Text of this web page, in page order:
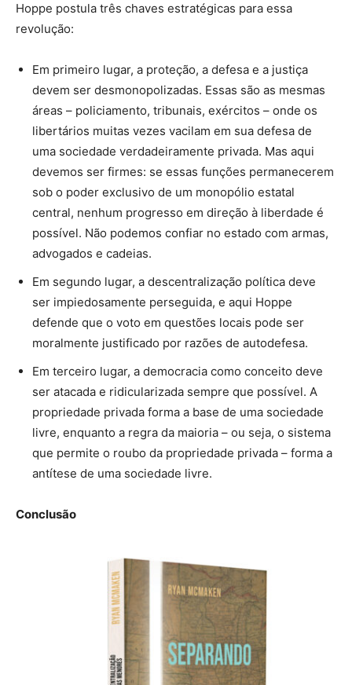
Hoppe postula três chaves estratégicas para essa
revolução:
Em primeiro lugar, a proteção, a defesa e a justiça
devem ser desmonopolizadas. Essas são as mesmas
áreas – policiamento, tribunais, exércitos – onde os
libertários muitas vezes vacilam em sua defesa de
uma sociedade verdadeiramente privada. Mas aqui
devemos ser firmes: se essas funções permanecerem
sob o poder exclusivo de um monopólio estatal
central, nenhum progresso em direção à liberdade é
possível. Não podemos confiar no estado com armas,
advogados e cadeias.
Em segundo lugar, a descentralização política deve
ser impiedosamente perseguida, e aqui Hoppe
defende que o voto em questões locais pode ser
moralmente justificado por razões de autodefesa.
Em terceiro lugar, a democracia como conceito deve
ser atacada e ridicularizada sempre que possível. A
propriedade privada forma a base de uma sociedade
livre, enquanto a regra da maioria – ou seja, o sistema
que permite o roubo da propriedade privada – forma a
antítese de uma sociedade livre.
Conclusão